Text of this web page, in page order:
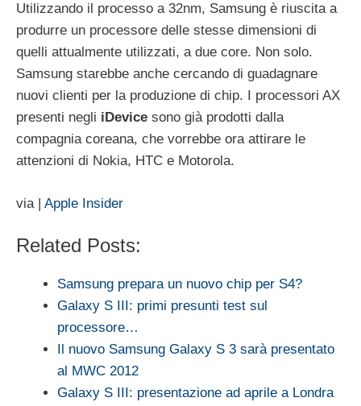
Utilizzando il processo a 32nm, Samsung è riuscita a
produrre un processore delle stesse dimensioni di
quelli attualmente utilizzati, a due core. Non solo.
Samsung starebbe anche cercando di guadagnare
nuovi clienti per la produzione di chip. I processori AX
presenti negli iDevice sono già prodotti dalla
compagnia coreana, che vorrebbe ora attirare le
attenzioni di Nokia, HTC e Motorola.
via | Apple Insider
Related Posts:
Samsung prepara un nuovo chip per S4?
Galaxy S III: primi presunti test sul
processore…
Il nuovo Samsung Galaxy S 3 sarà presentato
al MWC 2012
Galaxy S III: presentazione ad aprile a Londra